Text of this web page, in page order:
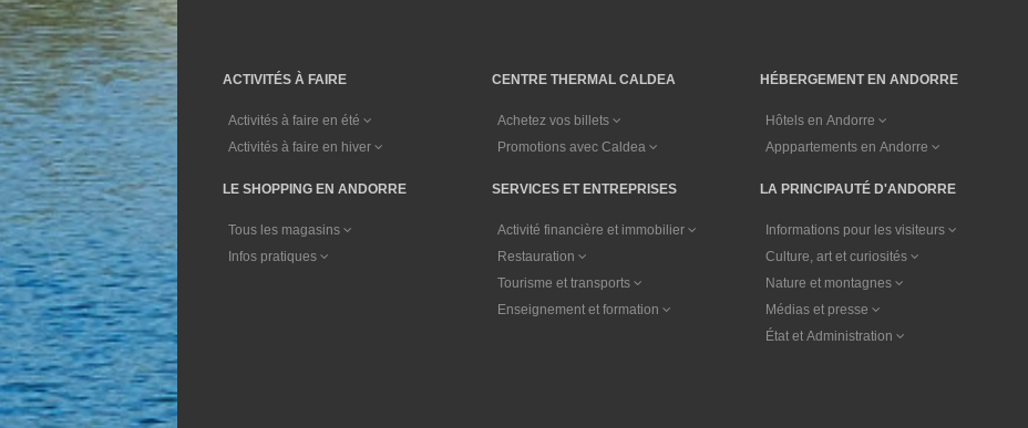
ACTIVITÉS À FAIRE
Activités à faire en été
Activités à faire en hiver
CENTRE THERMAL CALDEA
Achetez vos billets
Promotions avec Caldea
HÉBERGEMENT EN ANDORRE
Hôtels en Andorre
Apppartements en Andorre
LE SHOPPING EN ANDORRE
Tous les magasins
Infos pratiques
SERVICES ET ENTREPRISES
Activité financière et immobilier
Restauration
Tourisme et transports
Enseignement et formation
LA PRINCIPAUTÉ D'ANDORRE
Informations pour les visiteurs
Culture, art et curiosités
Nature et montagnes
Médias et presse
État et Administration